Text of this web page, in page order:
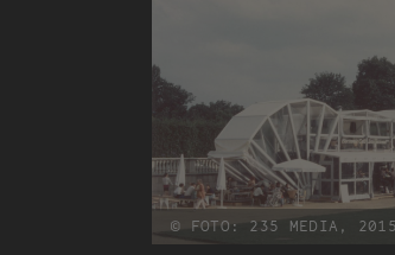
© FOTO: 235 MEDIA, 2015